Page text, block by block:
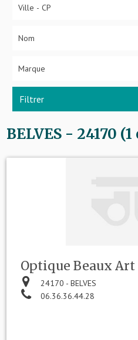
Filtrer
BELVES - 24170
Optique Beaux Art
24170 - BELVES
06.36.36.44.28